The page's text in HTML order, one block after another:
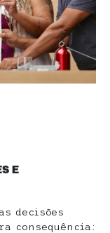
E
decisões
consequência: